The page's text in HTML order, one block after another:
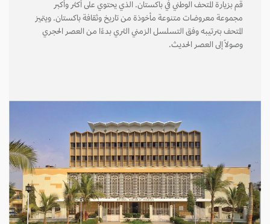
قم بزيارة المتحف الوطني في باكستان. الذي يحتوي على أكثر وأكبر
مجموعة معروضات متنوعة مأخوذة من تاريخ وثقافة باكستان. ويتميز
المتحف بترتيبه وفق التسلسل الزمني الثري بدءًا من العصر الحجري
وصولاً إلى العصر الحديث.